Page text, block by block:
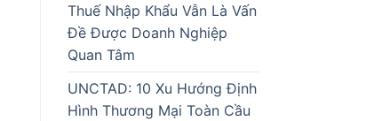
Thuế Nhập Khẩu Vẫn Là Vấn
Đề Được Doanh Nghiệp
Quan Tâm
UNCTAD: 10 Xu Hướng Định
Hình Thương Mại Toàn Cầu